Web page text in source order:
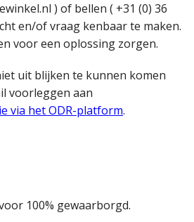
) of bellen ( +31 (0) 36
en/of vraag kenbaar te maken.
voor een oplossing zorgen.
uit blijken te kunnen komen
voorleggen aan
via het ODR-platform.
100% gewaarborgd.